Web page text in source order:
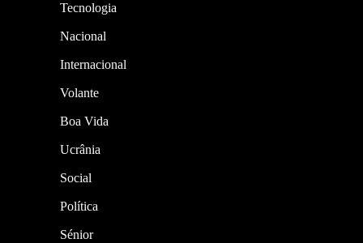
Tecnologia
Nacional
Internacional
Volante
Boa Vida
Ucrânia
Social
Política
Sénior